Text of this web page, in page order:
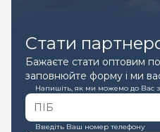
Стати
Бажаєте стати оптовим
заповнюйте форму і ми
Напишіть, як ми можемо до Вас
Введіть Ваш номер телефону